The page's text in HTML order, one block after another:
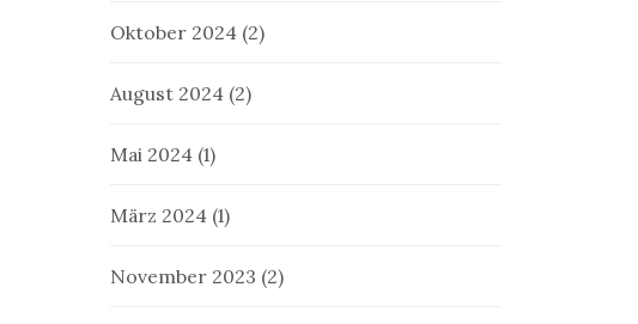
Oktober 2024 (2)
August 2024 (2)
Mai 2024 (1)
März 2024 (1)
November 2023 (2)